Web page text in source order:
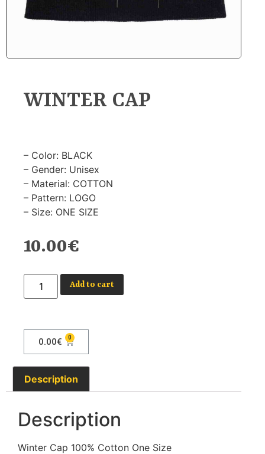
WINTER CAP
– Color: BLACK
– Gender: Unisex
– Material: COTTON
– Pattern: LOGO
– Size: ONE SIZE
10.00€
Add to cart
0.00€ 0
Description
Description
Winter Cap 100% Cotton One Size